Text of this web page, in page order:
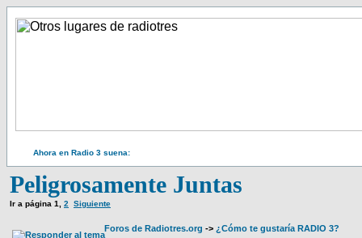
Ahora en Radio 3 suena:
Peligrosamente Juntas
Ir a página 1 2 Siguiente
Foros de Radiotres.org -> ¿Cómo te gustaría RADIO 3?